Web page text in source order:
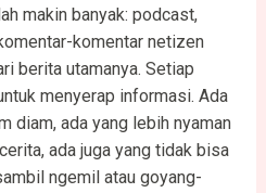
makin banyak: podcast,
komentar netizen
berita utamanya. Setiap
menyerap informasi. Ada
diam, ada yang lebih nyaman
ada juga yang tidak bisa
ngemil atau goyang-